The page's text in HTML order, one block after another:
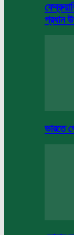
প্রধান
ভারতে